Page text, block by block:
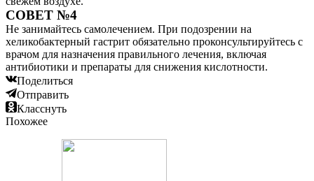
СОВЕТ №4
Не занимайтесь самолечением. При подозрении на
хеликобактерный гастрит обязательно проконсультируйтесь с
врачом для назначения правильного лечения, включая
антибиотики и препараты для снижения кислотности.
Поделиться
Отправить
Класснуть
Похожее